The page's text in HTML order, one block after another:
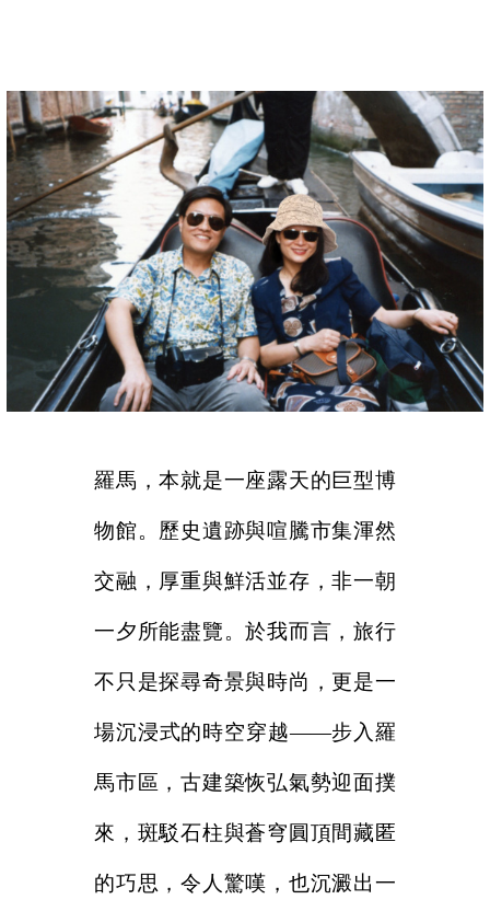
羅馬，本就是一座露天的巨型博
物館。歷史遺跡與喧騰市集渾然
交融，厚重與鮮活並存，非一朝
一夕所能盡覽。於我而言，旅行
不只是探尋奇景與時尚，更是一
場沉浸式的時空穿越——步入羅
馬市區，古建築恢弘氣勢迎面撲
來，斑駁石柱與蒼穹圓頂間藏匿
的巧思，令人驚嘆，也沉澱出一